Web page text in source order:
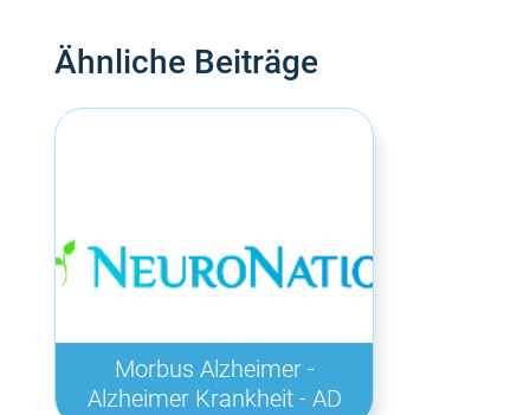
Ähnliche Beiträge
Morbus Alzheimer -
Alzheimer Krankheit - AD